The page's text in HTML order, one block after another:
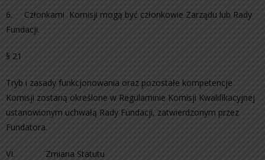
6. Członkami Komisji mogą być członkowie Zarządu lub Rady
Fundacji.
§ 21
Tryb i zasady funkcjonowania oraz pozostałe kompetencje
Komisji zostaną określone w Regulaminie Komisji Kwalifikacyjnej
ustanowionym uchwałą Rady Fundacji, zatwierdzonym przez
Fundatora.
VI. Zmiana Statutu